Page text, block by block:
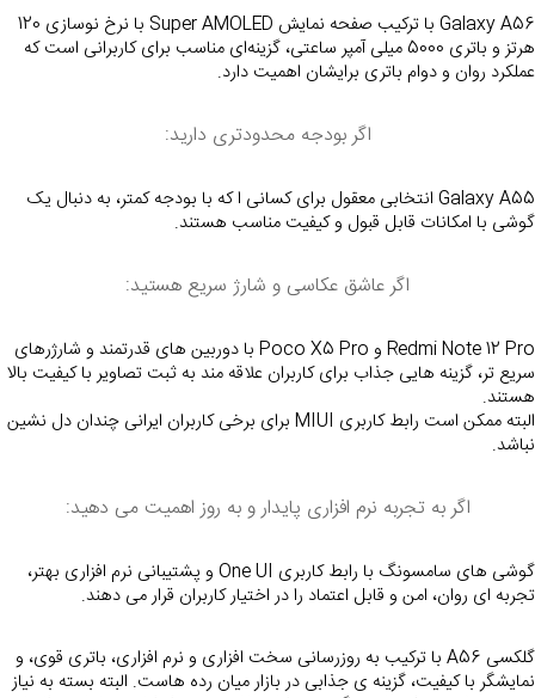
عملکرد روان و دوام باتری برایشان اهمیت دارد.
اگر بودجه محدودتری دارید:
گوشی با امکانات قابل قبول و کیفیت مناسب هستند.
اگر عاشق عکاسی و شارژ سریع هستید:
هستند.
نباشد.
اگر به تجربه نرم افزاری پایدار و به‌ روز اهمیت می‌ دهید:
تجربه‌ ای روان، امن و قابل اعتماد را در اختیار کاربران قرار می‌ دهند.
نمایشگر با کیفیت، گزینه ی جذابی در بازار میان رده هاست. البته بسته به نیاز